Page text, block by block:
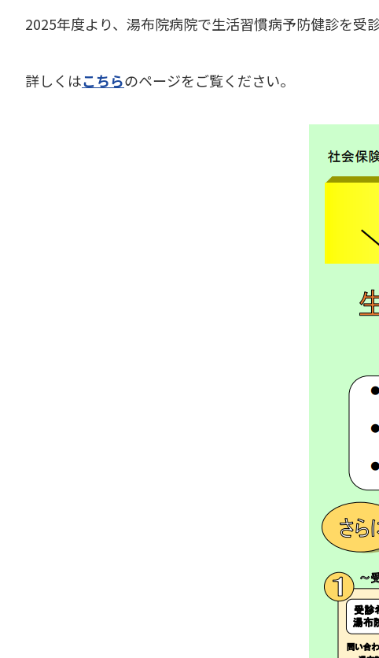
2025年度より、湯布院病院で生活習慣病予防健診を受
詳しくはこちらのページをご覧ください。